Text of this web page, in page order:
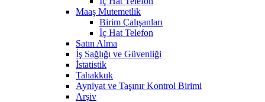
Maaş Mutemetlik
Birim Çalışanları
İç Hat Telefon
Satın Alma
İş Sağlığı ve Güvenliği
İstatistik
Tahakkuk
Ayniyat ve Taşınır Kontrol Birimi
Arşiv